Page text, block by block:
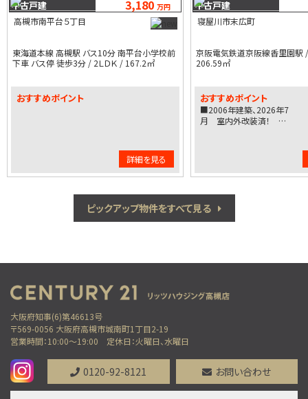
中古戸建 3,180 万円
高槻市南平台５丁目
東海道本線 高槻駅 バス10分 南平台小学校前
下車 バス停 徒歩3分 / 2ＬＤＫ / 167.2㎡
おすすめポイント
詳細を見る
中古戸建
寝屋川市末広町
京阪電気鉄道京阪線香里園駅 /
206.59㎡
おすすめポイント
■2006年建築、2026年7
月 室内外改装済！ …
ピックアップ物件をすべて見る
大阪府知事(6)第46613号
〒569-0056 大阪府高槻市城南町1丁目2-19
営業時間：10:00～19:00
定休日：火曜日、水曜日
0120-92-8121 お問い合わせ